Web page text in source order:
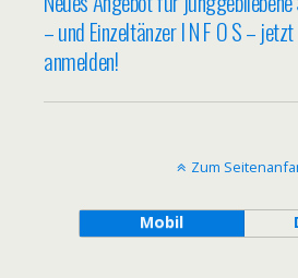
– und Einzeltänzer I N F O S – jetzt
anmelden!
Zum
Mobil